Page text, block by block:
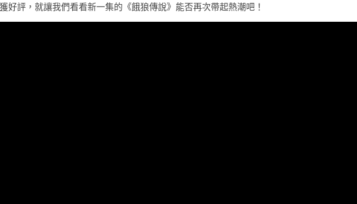
好評，就讓我們看看新一集的《餓狼傳說》能否再次帶起熱潮吧！